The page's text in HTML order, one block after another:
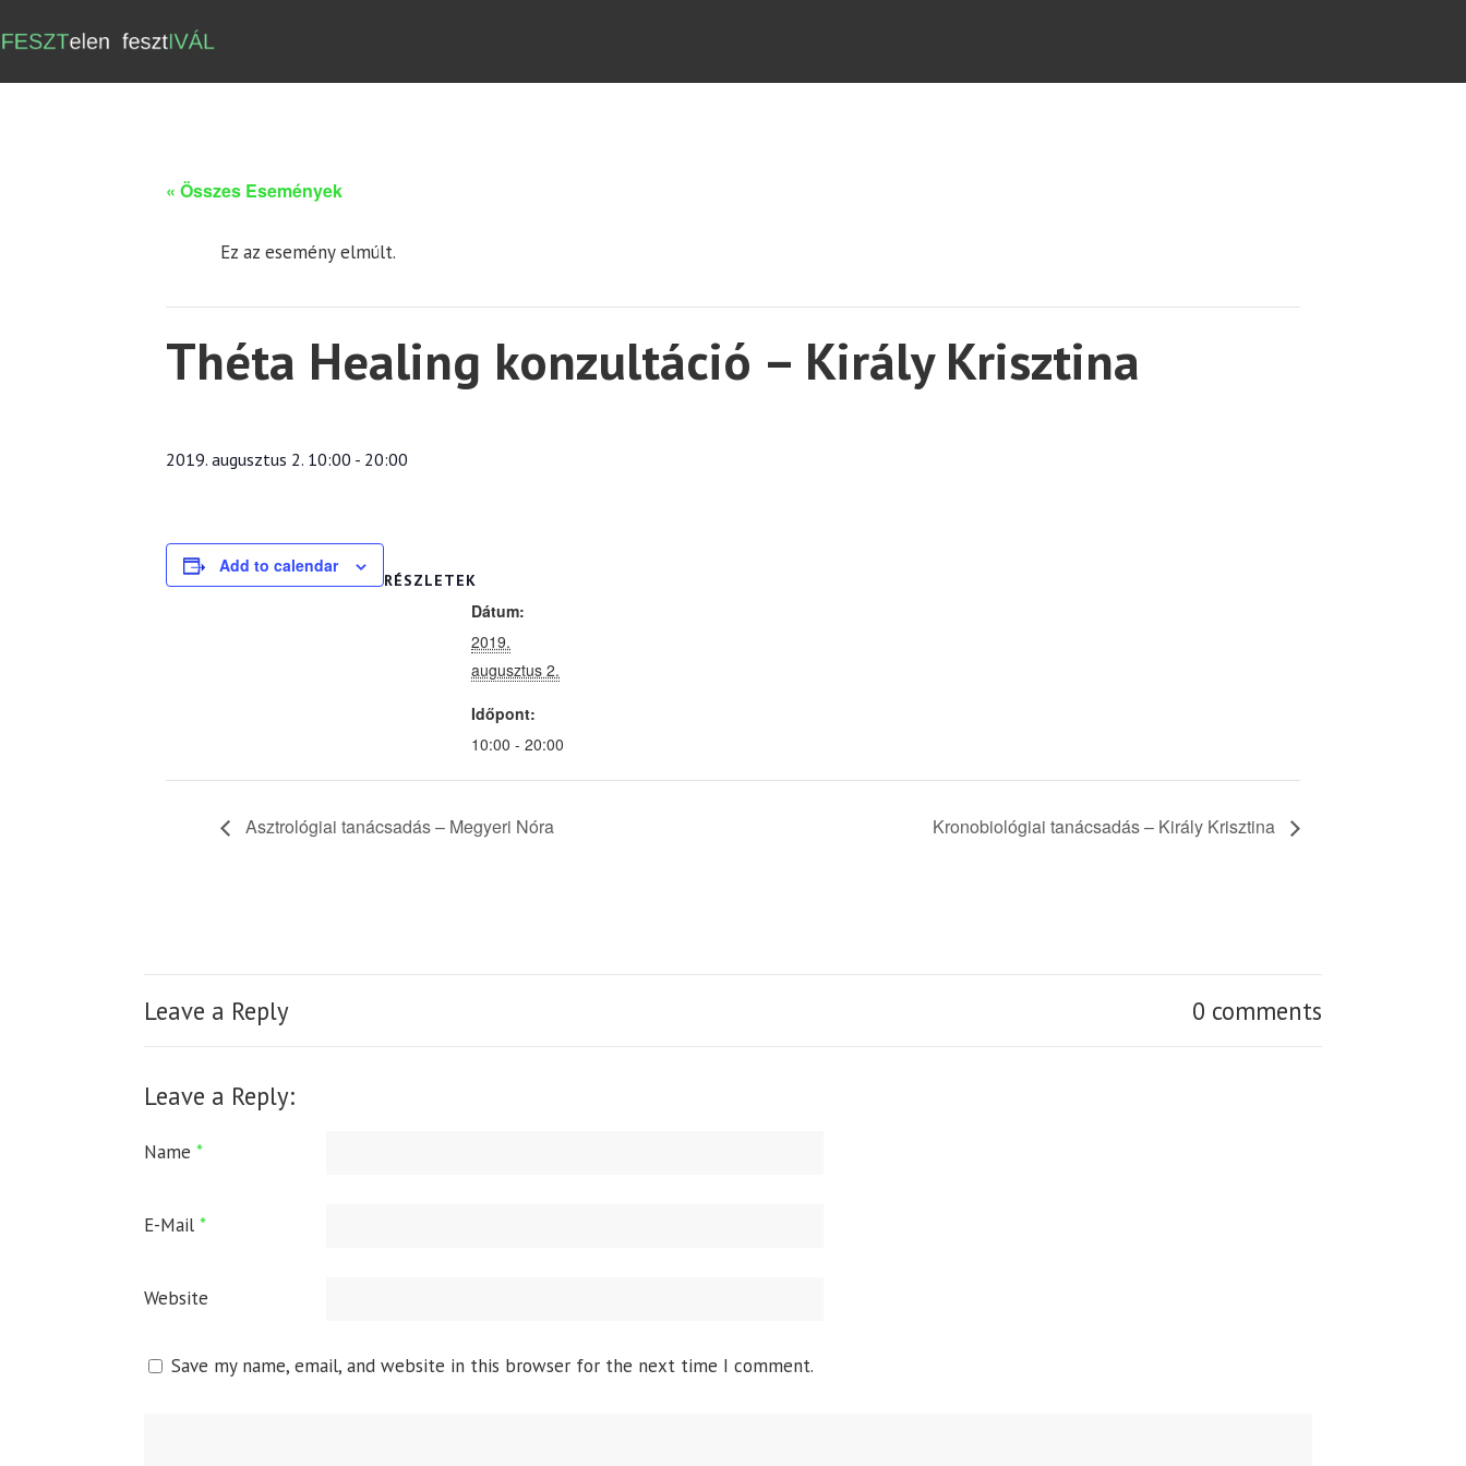
« Összes Események
Ez az esemény elmúlt.
Théta Healing konzultáció – Király Krisztina
2019. augusztus 2. 10:00 - 20:00
Add to calendar
RÉSZLETEK
Dátum:
2019.
augusztus 2.
Időpont:
10:00 - 20:00
Asztrológiai tanácsadás – Megyeri Nóra Kronobiológiai tanácsadás – Király Krisztina
Leave a Reply 0 comments
Leave a Reply:
Name *
E-Mail *
Website
Save my name, email, and website in this browser for the next time I comment.